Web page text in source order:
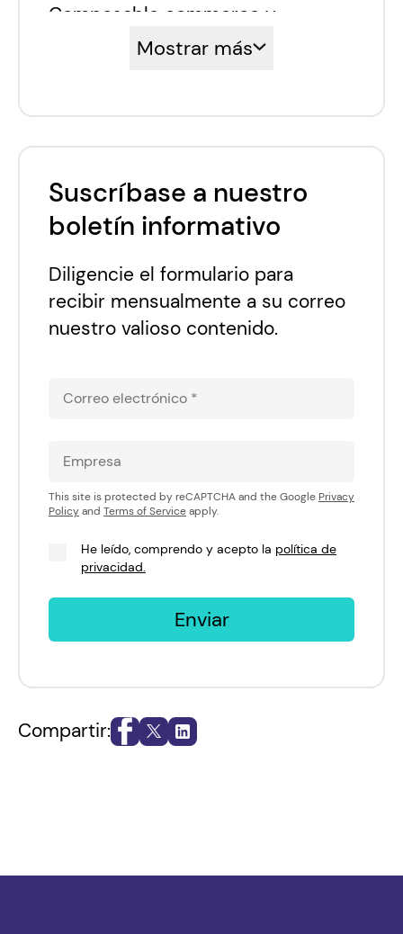
Composable commerce y
CrystallizeMostrar más
Suscríbase a nuestro
boletín informativo
Diligencie el formulario para
recibir mensualmente a su correo
nuestro valioso contenido.
This site is protected by reCAPTCHA and the Google Privacy
Policyand Terms of Serviceapply.
He leído, comprendo y acepto la política de
privacidad.
Enviar
Compartir: